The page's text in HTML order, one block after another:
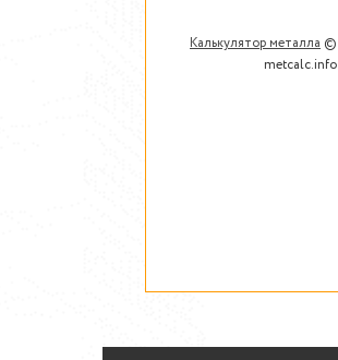
Калькулятор металла ©
metcalc.info